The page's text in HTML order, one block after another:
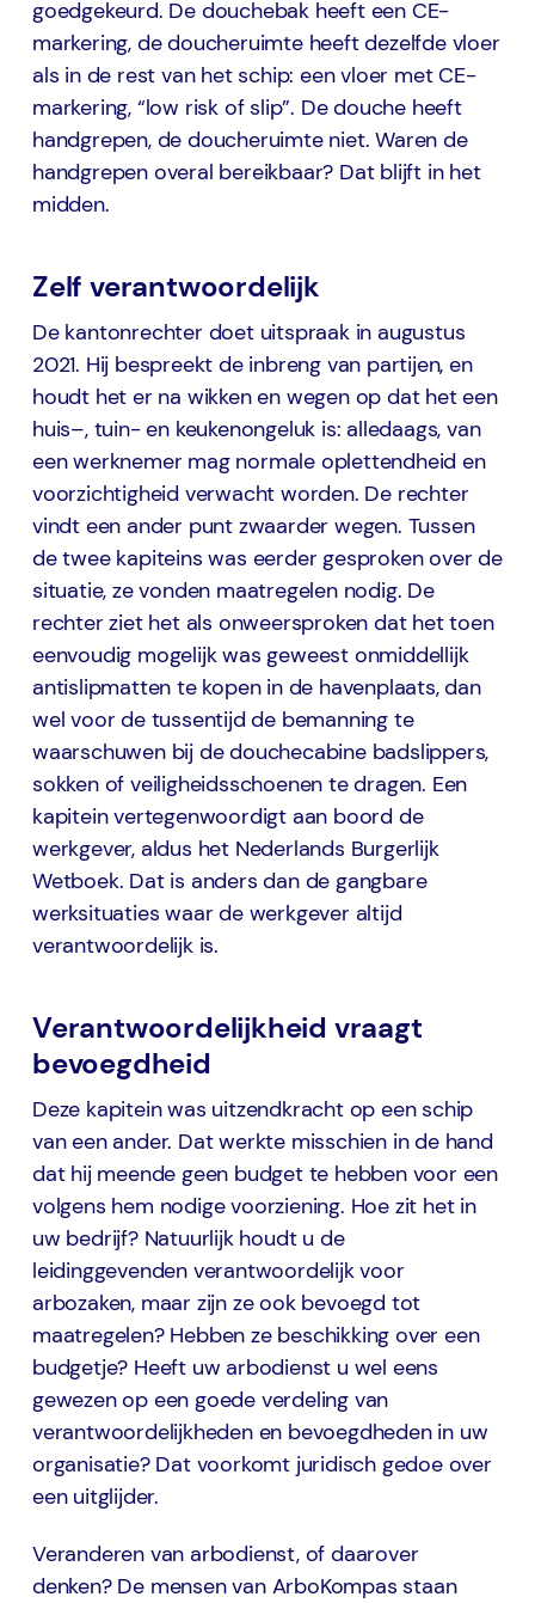
goedgekeurd. De douchebak heeft een CE-
markering, de doucheruimte heeft dezelfde vloer
als in de rest van het schip: een vloer met CE-
markering, “low risk of slip”. De douche heeft
handgrepen, de doucheruimte niet. Waren de
handgrepen overal bereikbaar? Dat blijft in het
midden.
Zelf verantwoordelijk
De kantonrechter doet uitspraak in augustus
2021. Hij bespreekt de inbreng van partijen, en
houdt het er na wikken en wegen op dat het een
huis–, tuin- en keukenongeluk is: alledaags, van
een werknemer mag normale oplettendheid en
voorzichtigheid verwacht worden. De rechter
vindt een ander punt zwaarder wegen. Tussen
de twee kapiteins was eerder gesproken over de
situatie, ze vonden maatregelen nodig. De
rechter ziet het als onweersproken dat het toen
eenvoudig mogelijk was geweest onmiddellijk
antislipmatten te kopen in de havenplaats, dan
wel voor de tussentijd de bemanning te
waarschuwen bij de douchecabine badslippers,
sokken of veiligheidsschoenen te dragen. Een
kapitein vertegenwoordigt aan boord de
werkgever, aldus het Nederlands Burgerlijk
Wetboek. Dat is anders dan de gangbare
werksituaties waar de werkgever altijd
verantwoordelijk is.
Verantwoordelijkheid vraagt
bevoegdheid
Deze kapitein was uitzendkracht op een schip
van een ander. Dat werkte misschien in de hand
dat hij meende geen budget te hebben voor een
volgens hem nodige voorziening. Hoe zit het in
uw bedrijf? Natuurlijk houdt u de
leidinggevenden verantwoordelijk voor
arbozaken, maar zijn ze ook bevoegd tot
maatregelen? Hebben ze beschikking over een
budgetje? Heeft uw arbodienst u wel eens
gewezen op een goede verdeling van
verantwoordelijkheden en bevoegdheden in uw
organisatie? Dat voorkomt juridisch gedoe over
een uitglijder.
Veranderen van arbodienst, of daarover
denken? De mensen van ArboKompas staan